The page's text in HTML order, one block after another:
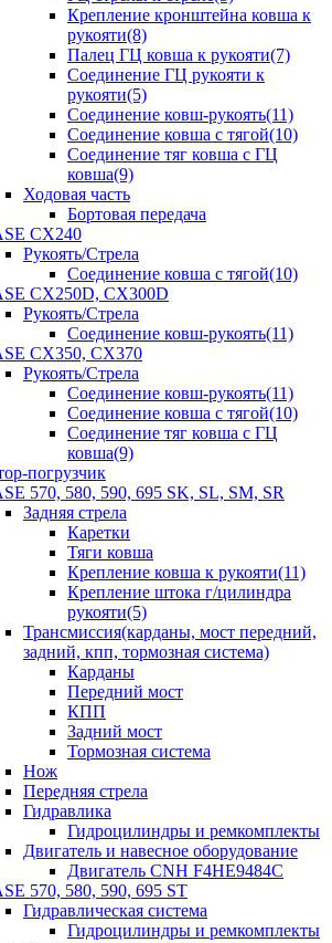
Крепление кронштейна ковша к
рукояти(8)
Палец ГЦ ковша к рукояти(7)
Соединение ГЦ рукояти к
рукояти(5)
Соединение ковш-рукоять(11)
Соединение ковша с тягой(10)
Соединение тяг ковша с ГЦ
ковша(9)
Ходовая часть
Бортовая передача
CX240
Рукоять/Стрела
Соединение ковша с тягой(10)
CX250D, CX300D
Рукоять/Стрела
Соединение ковш-рукоять(11)
CX350, CX370
Рукоять/Стрела
Соединение ковш-рукоять(11)
Соединение ковша с тягой(10)
Соединение тяг ковша с ГЦ
ковша(9)
погрузчик
570, 580, 590, 695 SK, SL, SM, SR
Задняя стрела
Каретки
Тяги ковша
Крепление ковша к рукояти(11)
Крепление штока г/цилиндра
рукояти(5)
Трансмиссия(карданы, мост передний,
задний, кпп, тормозная система)
Карданы
Передний мост
КПП
Задний мост
Тормозная система
Нож
Передняя стрела
Гидравлика
Гидроцилиндры и ремкомплекты
Двигатель и навесное оборудование
Двигатель CNH F4HE9484C
570, 580, 590, 695 ST
Гидравлическая система
Гидроцилиндры и ремкомплекты